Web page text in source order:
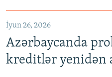
720p
İyun 26, 2026
Azərbaycanda
kreditlər yenidən